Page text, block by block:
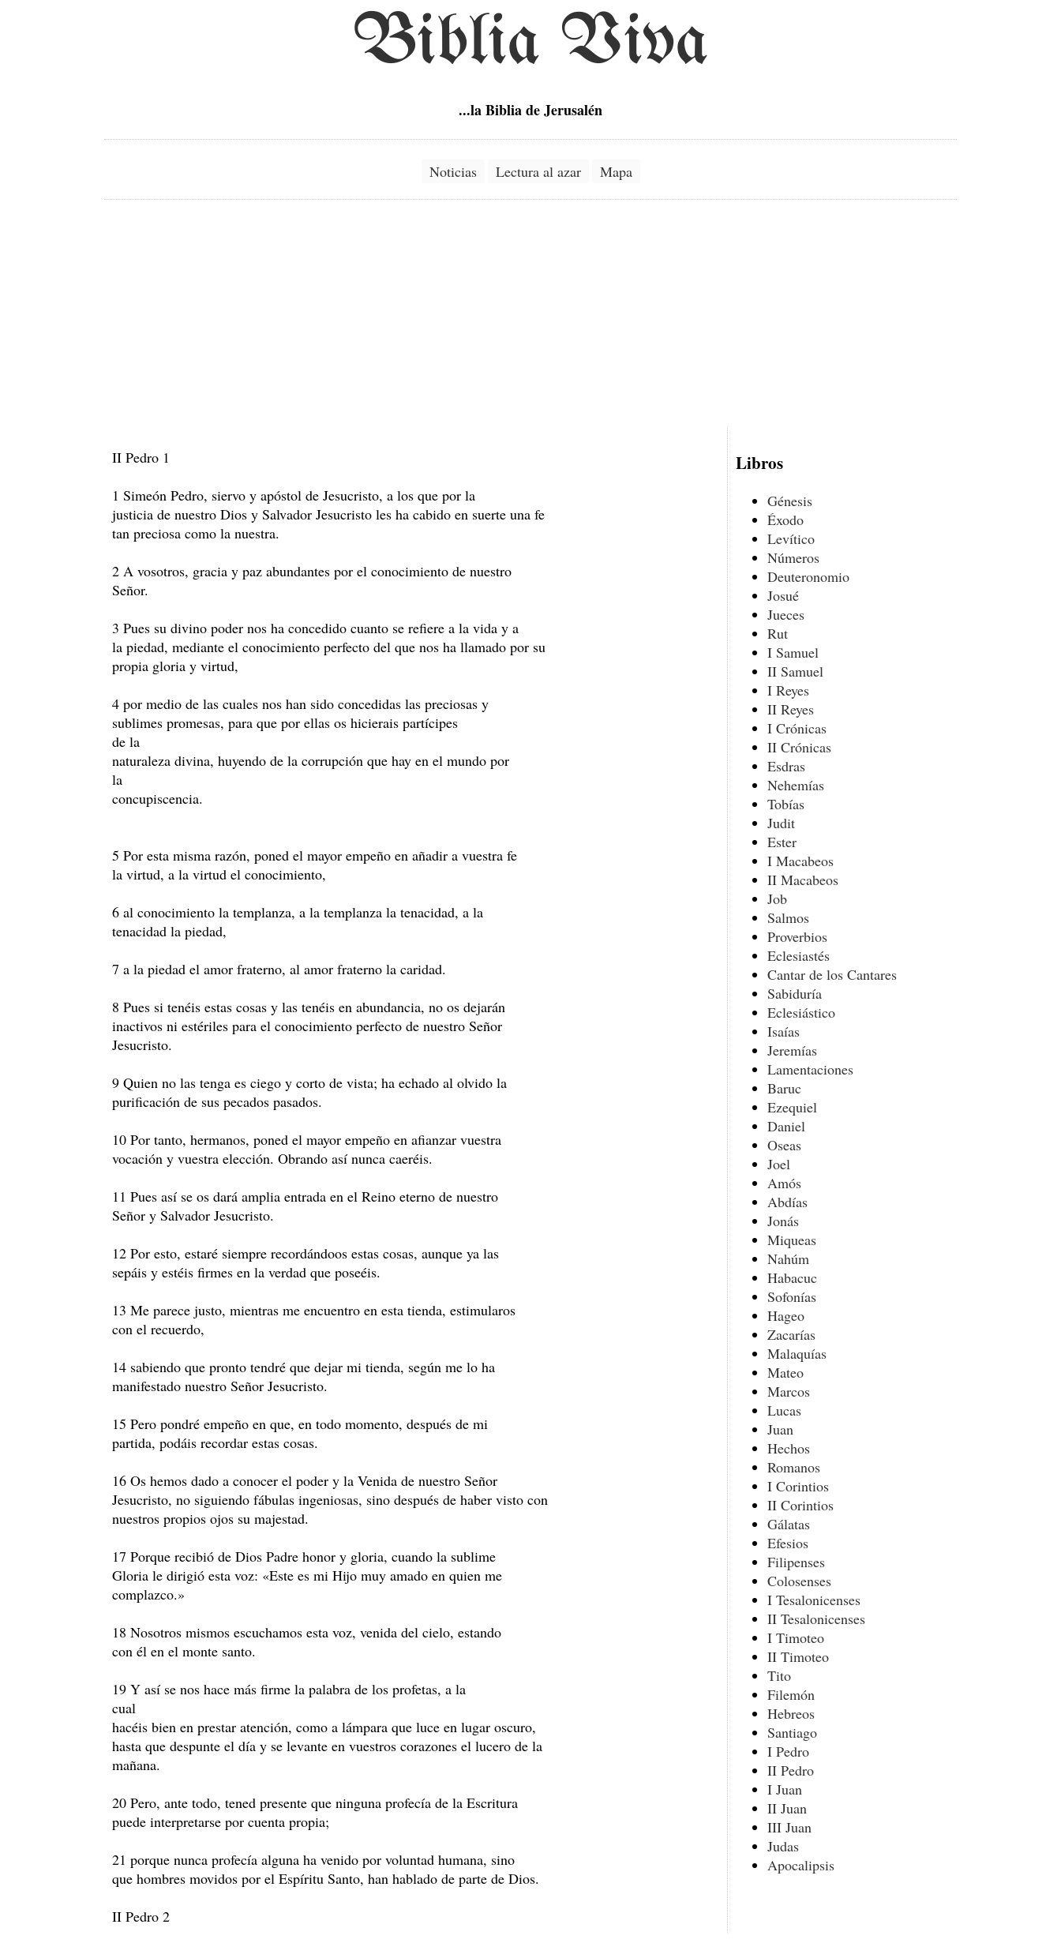
Biblia Viva
...la Biblia de Jerusalén
Noticias Lectura al azar Mapa
II Pedro 1
1 Simeón Pedro, siervo y apóstol de Jesucristo, a los que por la
justicia de nuestro Dios y Salvador Jesucristo les ha cabido en suerte una fe
tan preciosa como la nuestra.
2 A vosotros, gracia y paz abundantes por el conocimiento de nuestro
Señor.
3 Pues su divino poder nos ha concedido cuanto se refiere a la vida y a
la piedad, mediante el conocimiento perfecto del que nos ha llamado por su
propia gloria y virtud,
4 por medio de las cuales nos han sido concedidas las preciosas y
sublimes promesas, para que por ellas os hicierais partícipes
de la
naturaleza divina, huyendo de la corrupción que hay en el mundo por
la
concupiscencia.
5 Por esta misma razón, poned el mayor empeño en añadir a vuestra fe
la virtud, a la virtud el conocimiento,
6 al conocimiento la templanza, a la templanza la tenacidad, a la
tenacidad la piedad,
7 a la piedad el amor fraterno, al amor fraterno la caridad.
8 Pues si tenéis estas cosas y las tenéis en abundancia, no os dejarán
inactivos ni estériles para el conocimiento perfecto de nuestro Señor
Jesucristo.
9 Quien no las tenga es ciego y corto de vista; ha echado al olvido la
purificación de sus pecados pasados.
10 Por tanto, hermanos, poned el mayor empeño en afianzar vuestra
vocación y vuestra elección. Obrando así nunca caeréis.
11 Pues así se os dará amplia entrada en el Reino eterno de nuestro
Señor y Salvador Jesucristo.
12 Por esto, estaré siempre recordándoos estas cosas, aunque ya las
sepáis y estéis firmes en la verdad que poseéis.
13 Me parece justo, mientras me encuentro en esta tienda, estimularos
con el recuerdo,
14 sabiendo que pronto tendré que dejar mi tienda, según me lo ha
manifestado nuestro Señor Jesucristo.
15 Pero pondré empeño en que, en todo momento, después de mi
partida, podáis recordar estas cosas.
16 Os hemos dado a conocer el poder y la Venida de nuestro Señor
Jesucristo, no siguiendo fábulas ingeniosas, sino después de haber visto con
nuestros propios ojos su majestad.
17 Porque recibió de Dios Padre honor y gloria, cuando la sublime
Gloria le dirigió esta voz: «Este es mi Hijo muy amado en quien me
complazco.»
18 Nosotros mismos escuchamos esta voz, venida del cielo, estando
con él en el monte santo.
19 Y así se nos hace más firme la palabra de los profetas, a la
cual
hacéis bien en prestar atención, como a lámpara que luce en lugar oscuro,
hasta que despunte el día y se levante en vuestros corazones el lucero de la
mañana.
20 Pero, ante todo, tened presente que ninguna profecía de la Escritura
puede interpretarse por cuenta propia;
21 porque nunca profecía alguna ha venido por voluntad humana, sino
que hombres movidos por el Espíritu Santo, han hablado de parte de Dios.
II Pedro 2
Libros
Génesis
Éxodo
Levítico
Números
Deuteronomio
Josué
Jueces
Rut
I Samuel
II Samuel
I Reyes
II Reyes
I Crónicas
II Crónicas
Esdras
Nehemías
Tobías
Judit
Ester
I Macabeos
II Macabeos
Job
Salmos
Proverbios
Eclesiastés
Cantar de los Cantares
Sabiduría
Eclesiástico
Isaías
Jeremías
Lamentaciones
Baruc
Ezequiel
Daniel
Oseas
Joel
Amós
Abdías
Jonás
Miqueas
Nahúm
Habacuc
Sofonías
Hageo
Zacarías
Malaquías
Mateo
Marcos
Lucas
Juan
Hechos
Romanos
I Corintios
II Corintios
Gálatas
Efesios
Filipenses
Colosenses
I Tesalonicenses
II Tesalonicenses
I Timoteo
II Timoteo
Tito
Filemón
Hebreos
Santiago
I Pedro
II Pedro
I Juan
II Juan
III Juan
Judas
Apocalipsis